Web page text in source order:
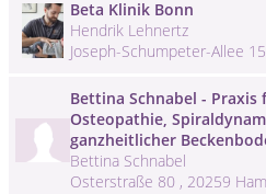
Beta Klinik Bonn
Hendrik Lehnertz
Joseph-Schumpeter-Allee
Bettina Schnabel - Praxis
Osteopathie,
ganzheitlicher
Bettina Schnabel
Osterstraße 80 , 20259